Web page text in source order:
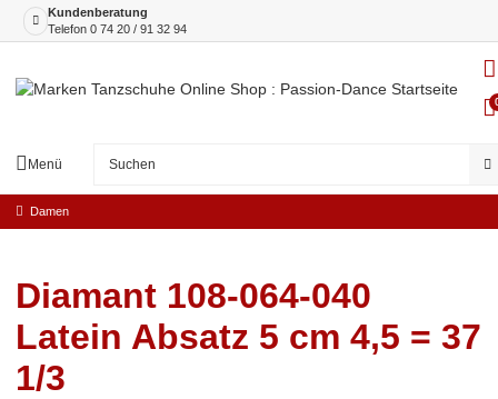
Kundenberatung
Telefon 0 74 20 / 91 32 94
Menü
Damen
Diamant 108-064-040
Latein Absatz 5 cm 4,5 = 37
1/3